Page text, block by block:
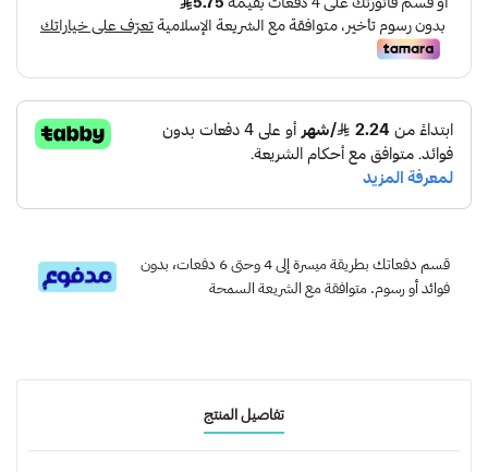
قسم دفعاتك بطريقة ميسرة إلى 4 وحتى 6 دفعات، بدون
فوائد أو رسوم. متوافقة مع الشريعة السمحة
تفاصيل المنتج